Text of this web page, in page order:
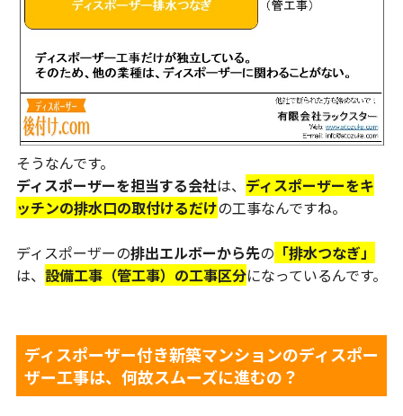
そうなんです。
ディスポーザーを担当する会社は、 ディスポーザーをキ
ッチンの排水口の取付けるだけの工事なんですね。
ディスポーザーの排出エルボーから先の 「排水つなぎ」
は、 設備工事（管工事）の工事区分になっているんです。
ディスポーザー付き新築マンションのディスポー
ザー工事は、何故スムーズに進むの？